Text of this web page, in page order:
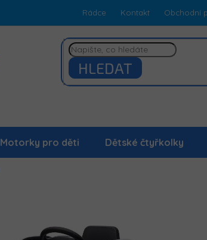
Rádce Kontakt Obchodní
HLEDAT
Motorky pro děti Dětské čtyřkolky